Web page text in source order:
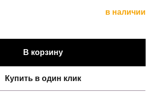
в наличии
В корзину
Купить в один клик